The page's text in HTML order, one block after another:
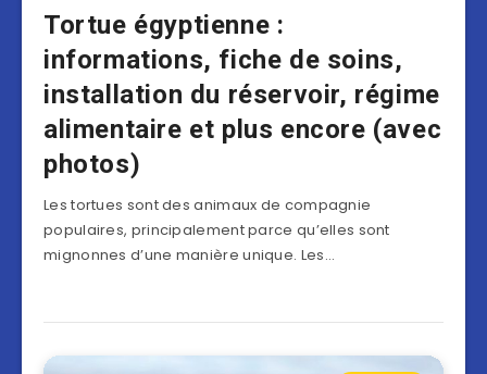
Tortue égyptienne :
informations, fiche de soins,
installation du réservoir, régime
alimentaire et plus encore (avec
photos)
Les tortues sont des animaux de compagnie
populaires, principalement parce qu’elles sont
mignonnes d’une manière unique. Les…